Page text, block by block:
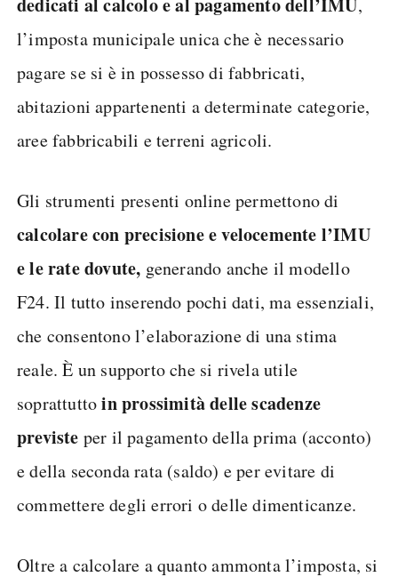
,
l’imposta municipale unica che è necessario
pagare se si è in possesso di fabbricati,
abitazioni appartenenti a determinate categorie,
aree fabbricabili e terreni agricoli.
Gli strumenti presenti online permettono di
calcolare con precisione e velocemente l’IMU
e le rate dovute, generando anche il modello
F24. Il tutto inserendo pochi dati, ma essenziali,
che consentono l’elaborazione di una stima
reale. È un supporto che si rivela utile
soprattuttoin prossimità delle scadenze
previste per il pagamento della prima (acconto)
e della seconda rata (saldo) e per evitare di
commettere degli errori o delle dimenticanze.
Oltre a calcolare a quanto ammonta l’imposta, si